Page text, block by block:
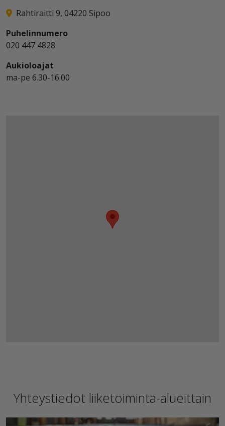
Rahtiraitti 9, 04220 Sipoo
Puhelinnumero
020 447 4828
Aukioloajat
ma-pe 6.30-16.00
Yhteystiedot liiketoiminta-alueittain